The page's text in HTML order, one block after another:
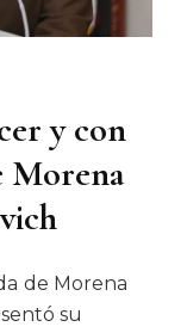
y con
Morena
de Morena
su